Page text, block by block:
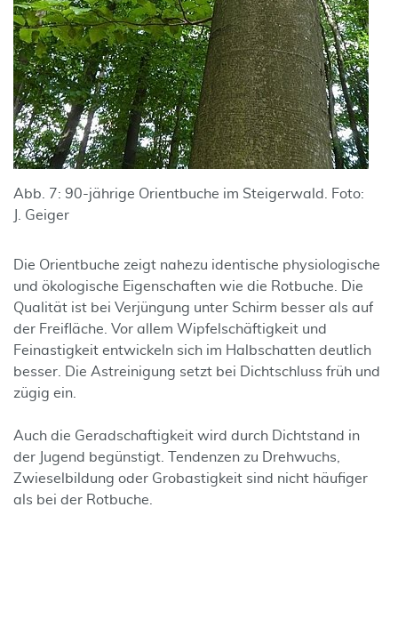
Abb. 7: 90-jährige Orientbuche im Steigerwald. Foto:
J. Geiger
Die Orientbuche zeigt nahezu identische physiologische
und ökologische Eigenschaften wie die Rotbuche. Die
Qualität ist bei Verjüngung unter Schirm besser als auf
der Freifläche. Vor allem Wipfelschäftigkeit und
Feinastigkeit entwickeln sich im Halbschatten deutlich
besser. Die Astreinigung setzt bei Dichtschluss früh und
zügig ein.
Auch die Geradschaftigkeit wird durch Dichtstand in
der Jugend begünstigt. Tendenzen zu Drehwuchs,
Zwieselbildung oder Grobastigkeit sind nicht häufiger
als bei der Rotbuche.